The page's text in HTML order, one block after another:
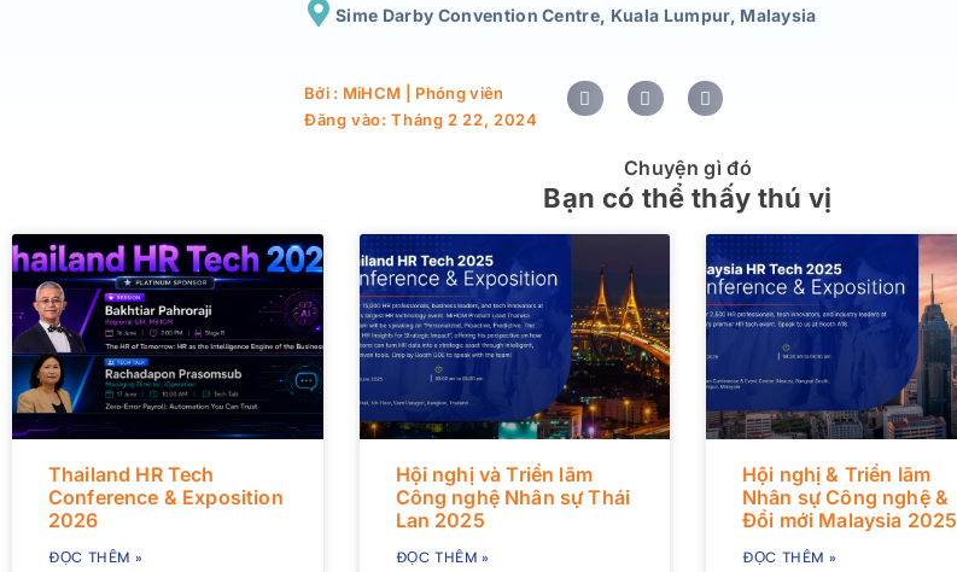
Sime Darby Convention Centre, Kuala Lumpur, Malaysia
Bởi : MiHCM | Phóng viên
Đăng vào: Tháng 2 22, 2024
Chuyện gì đó
Bạn có thể thấy thú vị
Thailand HR Tech
Conference & Exposition
2026
ĐỌC THÊM »
Hội nghị và Triển lãm
Công nghệ Nhân sự Thái
Lan 2025
ĐỌC THÊM »
Hội nghị & Triển lãm
Nhân sự Công nghệ &
Đổi mới Malaysia 2025
ĐỌC THÊM »